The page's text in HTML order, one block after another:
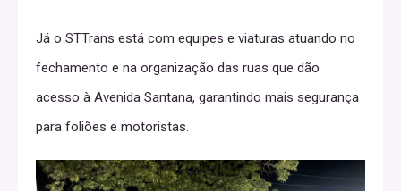
Já o STTrans está com equipes e viaturas atuando no
fechamento e na organização das ruas que dão
acesso à Avenida Santana, garantindo mais segurança
para foliões e motoristas.